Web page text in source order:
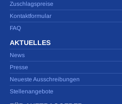
Zuschlagspreise
Kontaktformular
FAQ
AKTUELLES
News
Presse
Neueste Ausschreibungen
Stellenangebote